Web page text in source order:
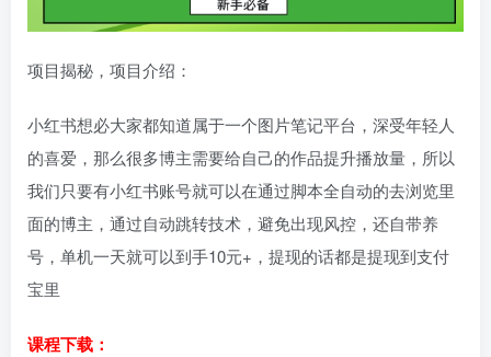
项目揭秘，项目介绍：
小红书想必大家都知道属于一个图片笔记平台，深受年轻人
的喜爱，那么很多博主需要给自己的作品提升播放量，所以
我们只要有小红书账号就可以在通过脚本全自动的去浏览里
面的博主，通过自动跳转技术，避免出现风控，还自带养
号，单机一天就可以到手10元+，提现的话都是提现到支付
宝里
课程下载：